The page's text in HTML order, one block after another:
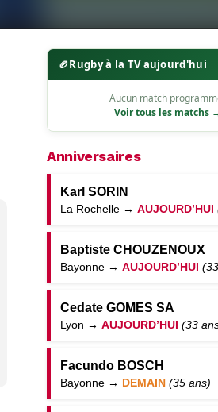
🏉Rugby à la TV aujourd'hui
Aucun match
Voir tous les matchs
Anniversaires
Karl SORIN
La Rochelle → AUJOURD’HUI
Baptiste CHOUZENOUX
Bayonne → AUJOURD’HUI
Cedate GOMES SA
Lyon → AUJOURD’HUI (33
Facundo BOSCH
Bayonne → DEMAIN (35 ans)